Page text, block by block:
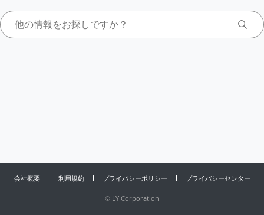
会社概要 利用規約 プライバシーポリシー プライバシーセンター
© LY Corporation